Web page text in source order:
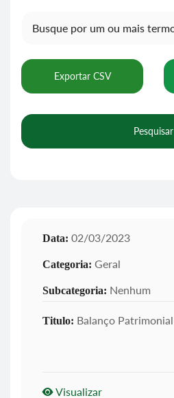
Exportar CSV
Pesquisar
Data: 02/03/2023
Categoria: Geral
Subcategoria: Nenhum
Titulo: Balanço Patrimonial
Visualizar